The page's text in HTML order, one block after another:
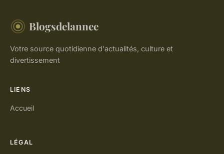
Blogsdelannee
Votre source quotidienne d'actualités, culture et
divertissement
LIENS
Accueil
LÉGAL